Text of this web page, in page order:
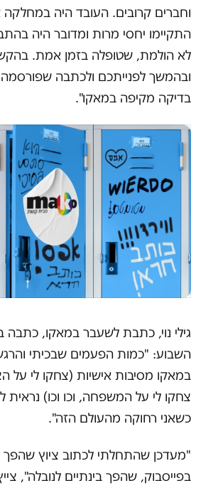
וחברים קרובים. העובד היה
התקיימו יחסי מרות ומדובר היה
לא הולמת, שטופלה בזמן אמת.
ובהמשך לפנייתכם ולכתבה
בדיקה מקיפה במאקו".
גילי נוי, כתבת לשעבר במאקו, כתבה
השבוע: "כמות הפעמים שבכיתי
במאקו מסיבות אישיות (צחקו לי על
צחקו לי על המשפחה, וכו וכו) נראית
כשאני רחוקה מהעולם הזה".
"מעדכן שהתחלתי לכתוב ציוץ שהפך
בפייסבוק, שהפך בינתיים לנובלה",